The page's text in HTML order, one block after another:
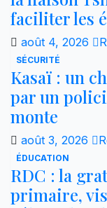
faciliter les
août 4, 2026
SÉCURITÉ
Kasaï : un
par un
monte
août 3, 2026
ÉDUCATION
RDC : la
primaire,